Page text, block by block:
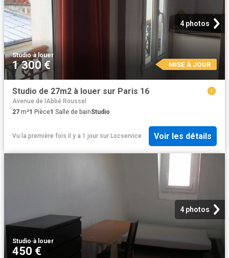
4 photos
Studio·à louer
1 300 € MISE À JOUR
Studio de 27m2 à louer sur Paris 16
Avenue de lAbbé Roussel
27 m²1 Pièce1 Salle de bainStudio
Vu la première fois il y a 1 jour sur Locservice Voir les détails
4 photos
Studio·à louer
450 €